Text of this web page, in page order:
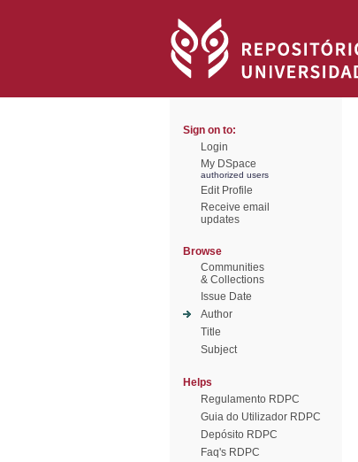
Sign on to:
Login
My DSpace
authorized users
Edit Profile
Receive email
updates
Browse
Communities
& Collections
Issue Date
Author
Title
Subject
Helps
Regulamento RDPC
Guia do Utilizador RDPC
Depósito RDPC
Faq's RDPC